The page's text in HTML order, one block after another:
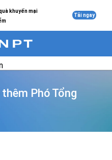
khuyến mại
Tải ngay
Phó Tổng